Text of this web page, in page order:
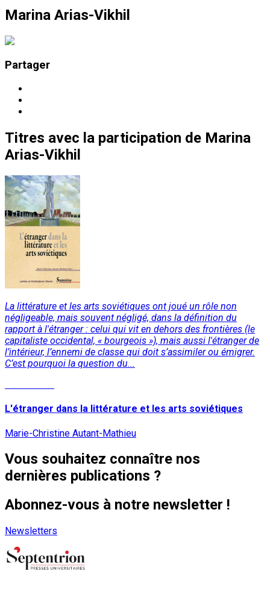
Marina Arias-Vikhil
Partager
Titres avec la participation de Marina
Arias-Vikhil
La littérature et les arts soviétiques ont joué un rôle non
négligeable, mais souvent négligé, dans la définition du
rapport à l'étranger : celui qui vit en dehors des frontières (le
capitaliste occidental, « bourgeois »), mais aussi l'étranger de
l’intérieur, l’ennemi de classe qui doit s’assimiler ou émigrer.
C’est pourquoi la question du...
L'étranger dans la littérature et les arts soviétiques
Marie-Christine Autant-Mathieu
Vous souhaitez connaître nos
dernières publications ?
Abonnez-vous à notre newsletter !
Newsletters